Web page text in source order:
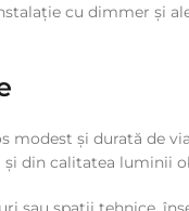
cu dimmer și
și durată de
din calitatea luminii